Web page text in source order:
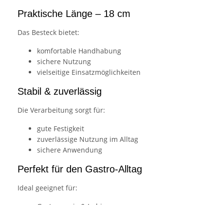
Praktische Länge – 18 cm
Das Besteck bietet:
komfortable Handhabung
sichere Nutzung
vielseitige Einsatzmöglichkeiten
Stabil & zuverlässig
Die Verarbeitung sorgt für:
gute Festigkeit
zuverlässige Nutzung im Alltag
sichere Anwendung
Perfekt für den Gastro-Alltag
Ideal geeignet für: